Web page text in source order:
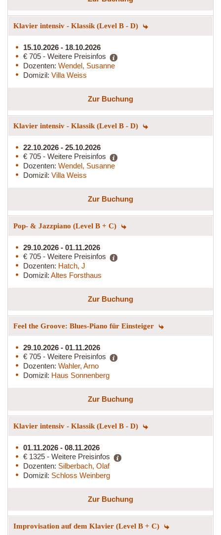
Klavier intensiv - Klassik (Level B - D)
15.10.2026 - 18.10.2026
€ 705 - Weitere Preisinfos
Dozenten: Wendel, Susanne
Domizil: Villa Weiss
Zur Buchung
Klavier intensiv - Klassik (Level B - D)
22.10.2026 - 25.10.2026
€ 705 - Weitere Preisinfos
Dozenten: Wendel, Susanne
Domizil: Villa Weiss
Zur Buchung
Pop- & Jazzpiano (Level B + C)
29.10.2026 - 01.11.2026
€ 705 - Weitere Preisinfos
Dozenten: Hatch, J
Domizil: Altes Forsthaus
Zur Buchung
Feel the Groove: Blues-Piano für Einsteiger
29.10.2026 - 01.11.2026
€ 705 - Weitere Preisinfos
Dozenten: Wahler, Arno
Domizil: Haus Sonnenberg
Zur Buchung
Klavier intensiv - Klassik (Level B - D)
01.11.2026 - 08.11.2026
€ 1325 - Weitere Preisinfos
Dozenten: Silberbach, Olaf
Domizil: Schloss Weinberg
Zur Buchung
Improvisation auf dem Klavier (Level B + C)